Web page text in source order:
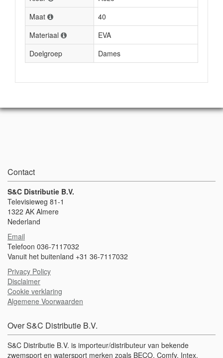
Maat
40
Materiaal
EVA
Doelgroep
Dames
Contact
S&C Distributie B.V.
Televisieweg 81-1
1322 AK Almere
Nederland
Email
Telefoon 036-7117032
Vanuit het buitenland +31 36-7117032
Privacy Policy
Disclaimer
Cookie verklaring
Algemene Voorwaarden
Over S&C Distributie B.V.
S&C Distributie B.V. is importeur/distributeur van bekende
zwemsport en watersport merken zoals BECO, Comfy, Intex,